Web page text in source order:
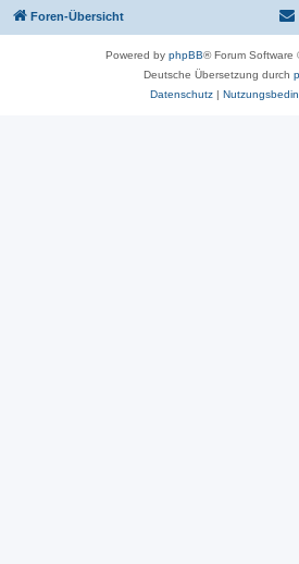
Foren-Übersicht
Powered by phpBB® Forum Software
Deutsche Übersetzung durch
Datenschutz|